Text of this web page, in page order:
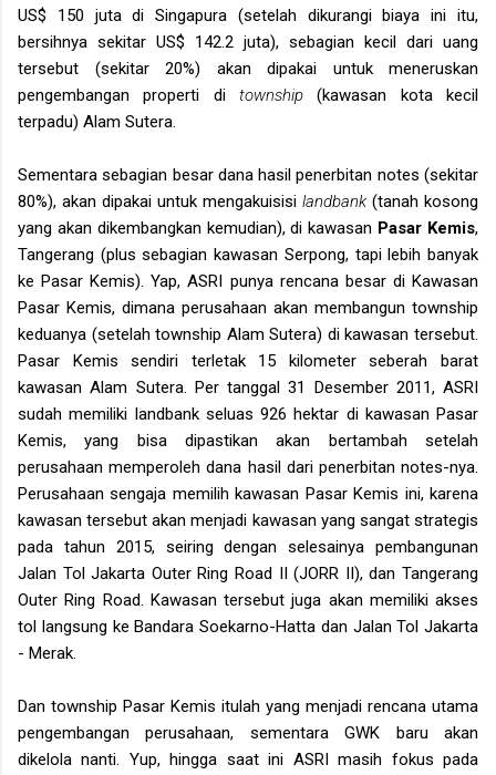
US$ 150 juta di Singapura (setelah dikurangi biaya ini itu,
bersihnya sekitar US$ 142.2 juta), sebagian kecil dari uang
tersebut (sekitar 20%) akan dipakai untuk meneruskan
pengembangan properti di township (kawasan kota kecil
terpadu) Alam Sutera.
Sementara sebagian besar dana hasil penerbitan notes (sekitar
80%), akan dipakai untuk mengakuisisi landbank (tanah kosong
yang akan dikembangkan kemudian), di kawasan Pasar Kemis,
Tangerang (plus sebagian kawasan Serpong, tapi lebih banyak
ke Pasar Kemis). Yap, ASRI punya rencana besar di Kawasan
Pasar Kemis, dimana perusahaan akan membangun township
keduanya (setelah township Alam Sutera) di kawasan tersebut.
Pasar Kemis sendiri terletak 15 kilometer seberah barat
kawasan Alam Sutera. Per tanggal 31 Desember 2011, ASRI
sudah memiliki landbank seluas 926 hektar di kawasan Pasar
Kemis, yang bisa dipastikan akan bertambah setelah
perusahaan memperoleh dana hasil dari penerbitan notes-nya.
Perusahaan sengaja memilih kawasan Pasar Kemis ini, karena
kawasan tersebut akan menjadi kawasan yang sangat strategis
pada tahun 2015, seiring dengan selesainya pembangunan
Jalan Tol Jakarta Outer Ring Road II (JORR II), dan Tangerang
Outer Ring Road. Kawasan tersebut juga akan memiliki akses
tol langsung ke Bandara Soekarno-Hatta dan Jalan Tol Jakarta
- Merak.
Dan township Pasar Kemis itulah yang menjadi rencana utama
pengembangan perusahaan, sementara GWK baru akan
dikelola nanti. Yup, hingga saat ini ASRI masih fokus pada